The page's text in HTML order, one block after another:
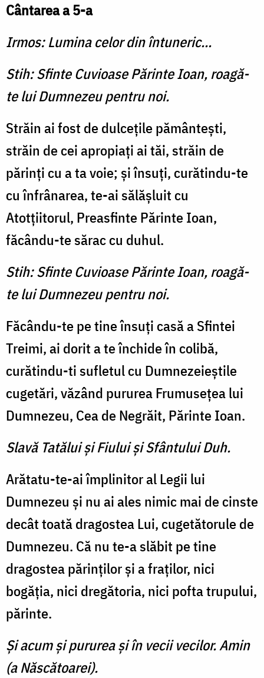
Cântarea a 5-a
Irmos: Lumina celor din întuneric...
Stih: Sfinte Cuvioase Părinte Ioan, roagă-
te lui Dumnezeu pentru noi.
Străin ai fost de dulceţile pământeşti,
străin de cei apropiaţi ai tăi, străin de
părinţi cu a ta voie; şi însuţi, curătindu-te
cu înfrânarea, te-ai sălăşluit cu
Atotţiitorul, Preasfinte Părinte Ioan,
făcându-te sărac cu duhul.
Stih: Sfinte Cuvioase Părinte Ioan, roagă-
te lui Dumnezeu pentru noi.
Făcându-te pe tine însuţi casă a Sfintei
Treimi, ai dorit a te închide în colibă,
curătindu-ti sufletul cu Dumnezeieştile
cugetări, văzând pururea Frumuseţea lui
Dumnezeu, Cea de Negrăit, Părinte Ioan.
Slavă Tatălui şi Fiului şi Sfântului Duh.
Arătatu-te-ai împlinitor al Legii lui
Dumnezeu şi nu ai ales nimic mai de cinste
decât toată dragostea Lui, cugetătorule de
Dumnezeu. Că nu te-a slăbit pe tine
dragostea părinţilor şi a fraţilor, nici
bogăţia, nici dregătoria, nici pofta trupului,
părinte.
Şi acum şi pururea şi în vecii vecilor. Amin
(a Născătoarei).